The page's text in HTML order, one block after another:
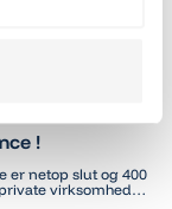
!
er netop slut og 400
virksomheder